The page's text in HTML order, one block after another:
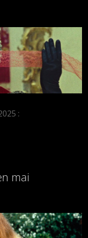
:
mai